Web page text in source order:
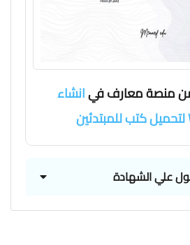
منصة معارف فيانشاء